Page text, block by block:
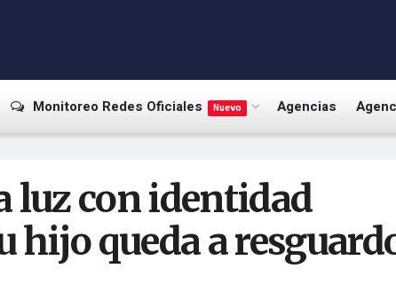
Monitoreo Redes Oficiales Nuevo Agencias
luz con identidad
hijo queda a